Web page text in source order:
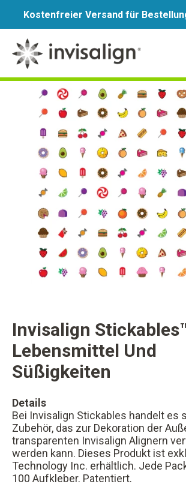
Kostenfreier Versand für
button
Invisalign
Lebensmittel Und
Süßigkeiten
Details
Bei Invisalign Stickables handelt es
Zubehör, das zur Dekoration der
transparenten Invisalign Alignern
werden kann. Dieses Produkt ist
Technology Inc. erhältlich. Jede
100 Aufkleber. Patentiert.